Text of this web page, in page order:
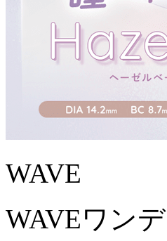
WAVE
WAVEワン